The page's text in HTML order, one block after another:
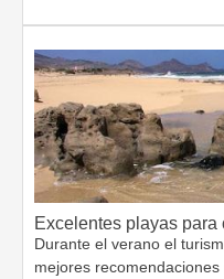
Excelentes playas para
Durante el verano el
mejores